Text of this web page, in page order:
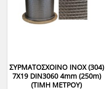
ΣΥΡΜΑΤΟΣΧΟΙΝΟ INOX (304)
7Χ19 DIN3060 4mm (250m)
(ΤΙΜΗ ΜΕΤΡΟΥ)